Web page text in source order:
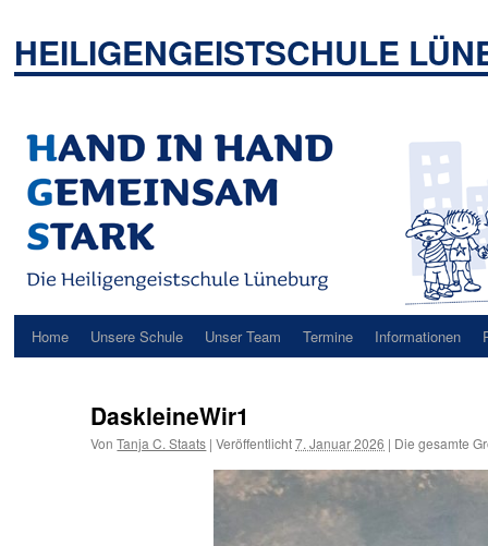
springen
HEILIGENGEISTSCHULE
Home Unsere Schule Unser Team Termine Informationen
DaskleineWir1
Von Tanja C. Staats | Veröffentlicht 7. Januar 2026 | Die gesamte